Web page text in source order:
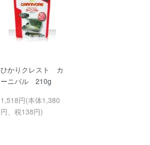
ひかりクレスト カ
ーニバル 210g
1,518円(本体1,380
円、税138円)